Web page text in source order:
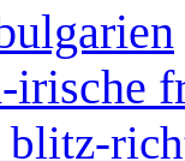
irische
blitz-